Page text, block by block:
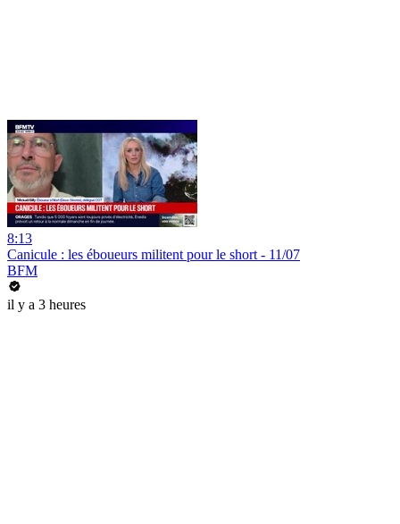
8:13
Canicule : les éboueurs militent pour le short - 11/07
BFM
il y a 3 heures